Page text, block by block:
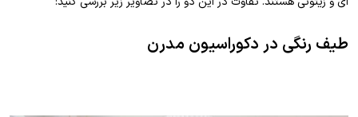
طیف رنگی در دکوراسیون مدرن